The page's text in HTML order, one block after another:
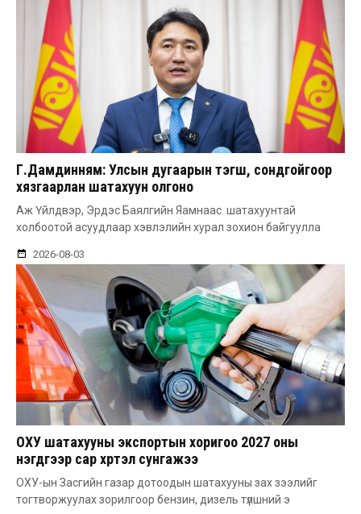
Г.Дамдинням: Улсын дугаарын тэгш, сондгойгоор
хязгаарлан шатахуун олгоно
Аж Үйлдвэр, Эрдэс Баялгийн Яамнаас шатахуунтай
холбоотой асуудлаар хэвлэлийн хурал зохион байгуулла
2026-08-03
ОХУ шатахууны экспортын хоригоо 2027 оны
нэгдүгээр сар хүртэл сунгажээ
ОХУ-ын Засгийн газар дотоодын шатахууны зах зээлийг
тогтворжуулах зорилгоор бензин, дизель түлшний э